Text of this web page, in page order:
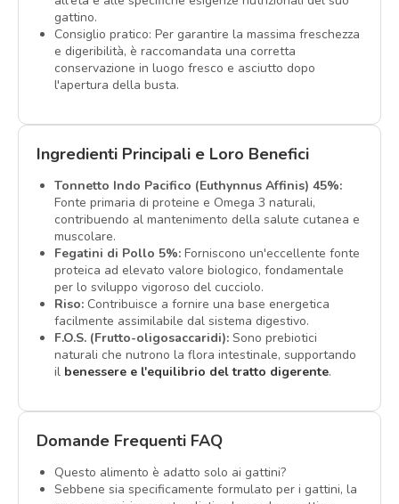
gattino.
Consiglio pratico: Per garantire la massima freschezza
e digeribilità, è raccomandata una corretta
conservazione in luogo fresco e asciutto dopo
l'apertura della busta.
Ingredienti Principali e Loro Benefici
Tonnetto Indo Pacifico (Euthynnus Affinis) 45%:
Fonte primaria di proteine e Omega 3 naturali,
contribuendo al mantenimento della salute cutanea e
muscolare.
Fegatini di Pollo 5%: Forniscono un'eccellente fonte
proteica ad elevato valore biologico, fondamentale
per lo sviluppo vigoroso del cucciolo.
Riso: Contribuisce a fornire una base energetica
facilmente assimilabile dal sistema digestivo.
F.O.S. (Frutto-oligosaccaridi): Sono prebiotici
naturali che nutrono la flora intestinale, supportando
il benessere e l'equilibrio del tratto digerente.
Domande Frequenti FAQ
Questo alimento è adatto solo ai gattini?
Sebbene sia specificamente formulato per i gattini, la